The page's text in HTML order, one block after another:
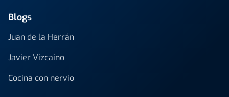
Blogs
Juan de la Herrán
Javier Vizcaino
Cocina con nervio